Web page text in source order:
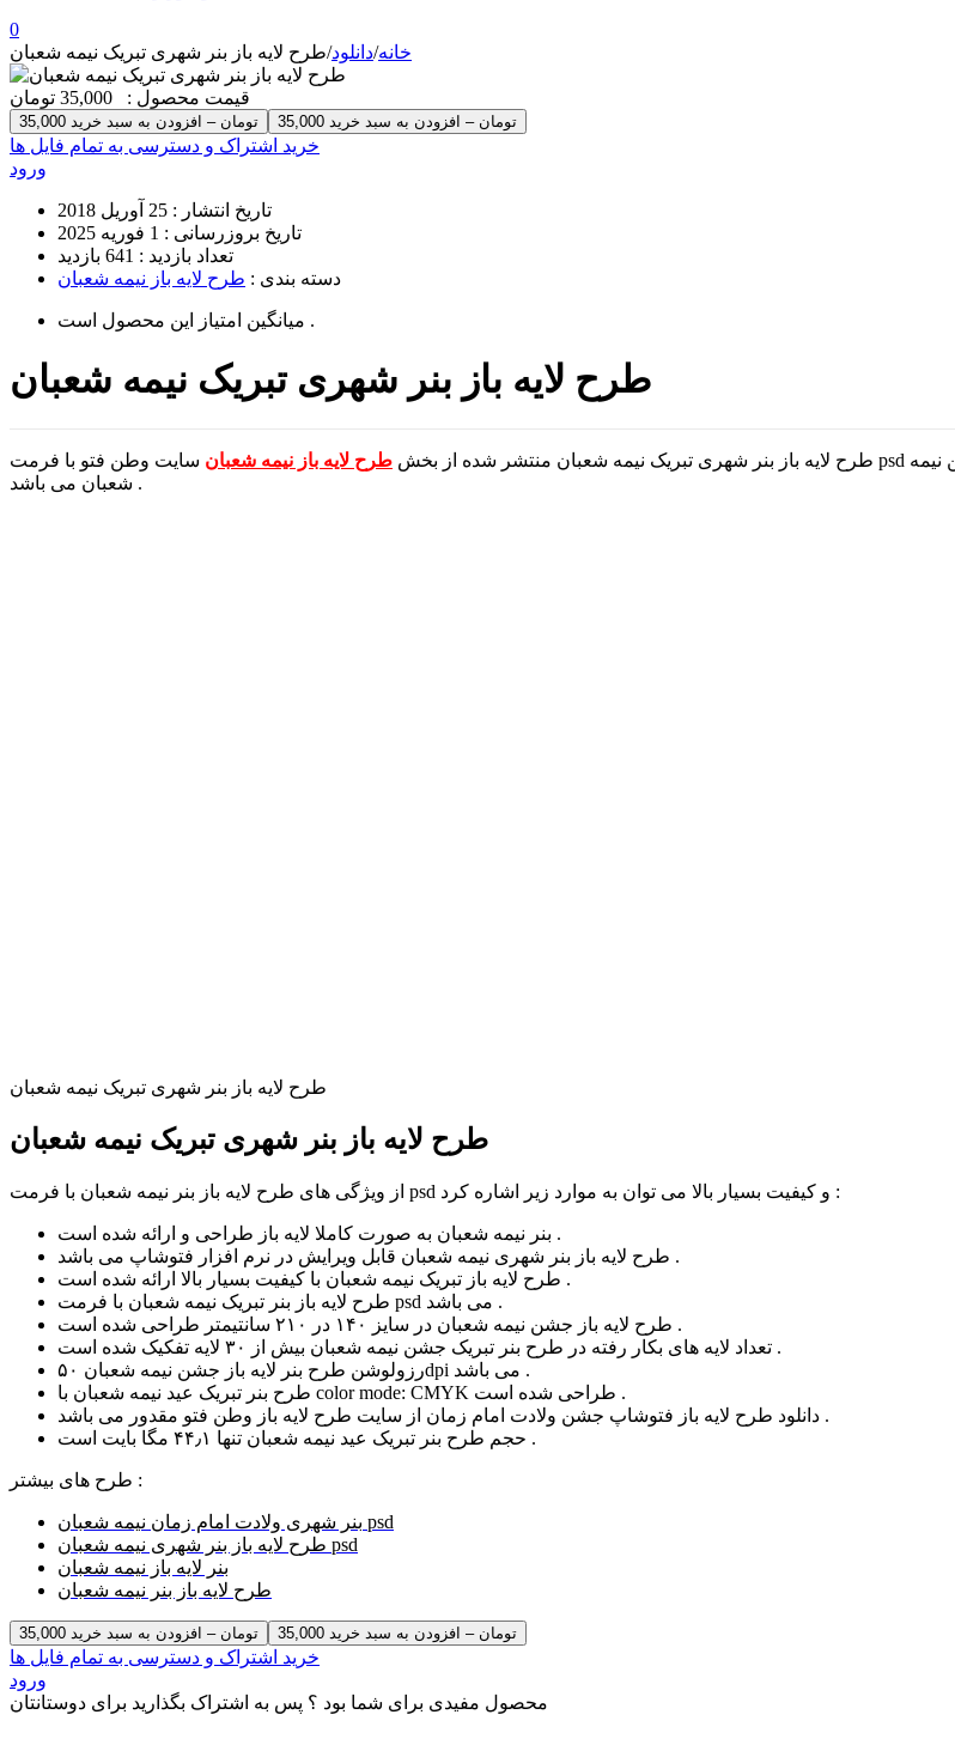
0
خانه/دانلود/طرح لایه باز بنر شهری تبریک نیمه شعبان
قیمت محصول : 35,000 تومان
35,000 تومان – افزودن به سبد خرید
خرید اشتراک و دسترسی به تمام فایل ها
ورود
تاریخ انتشار : 25 آوریل 2018
تاریخ بروزرسانی : 1 فوریه 2025
تعداد بازدید : 641 بازدید
دسته بندی : طرح لایه باز نیمه شعبان
میانگین امتیاز این محصول است .
طرح لایه باز بنر شهری تبریک نیمه شعبان
طرح لایه باز بنر شهری تبریک نیمه شعبان منتشر شده از بخش طرح لایه باز نیمه شعبان سایت وطن فتو با فرمت psd و کیفیت بسیار بالا مناسب جهت چاپ و استفاده در انواع طراحی های تبریک جشن نیمه
شعبان می باشد .
طرح لایه باز بنر شهری تبریک نیمه شعبان
طرح لایه باز بنر شهری تبریک نیمه شعبان
از ویژگی های طرح لایه باز بنر نیمه شعبان با فرمت psd و کیفیت بسیار بالا می توان به موارد زیر اشاره کرد :
بنر نیمه شعبان به صورت کاملا لایه باز طراحی و ارائه شده است .
طرح لایه باز بنر شهری نیمه شعبان قابل ویرایش در نرم افزار فتوشاپ می باشد .
طرح لایه باز تبریک نیمه شعبان با کیفیت بسیار بالا ارائه شده است .
طرح لایه باز بنر تبریک نیمه شعبان با فرمت psd می باشد .
طرح لایه باز جشن نیمه شعبان در سایز ۱۴۰ در ۲۱۰ سانتیمتر طراحی شده است .
تعداد لایه های بکار رفته در طرح بنر تبریک جشن نیمه شعبان بیش از ۳۰ لایه تفکیک شده است .
رزولوشن طرح بنر لایه باز جشن نیمه شعبان ۵۰dpi می باشد .
طرح بنر تبریک عید نیمه شعبان با color mode: CMYK طراحی شده است .
دانلود طرح لایه باز فتوشاپ جشن ولادت امام زمان از سایت طرح لایه باز وطن فتو مقدور می باشد .
حجم طرح بنر تبریک عید نیمه شعبان تنها ۴۴٫۱ مگا بایت است .
طرح های بیشتر :
بنر شهری ولادت امام زمان نیمه شعبان psd
طرح لایه باز بنر شهری نیمه شعبان psd
بنر لایه باز نیمه شعبان
طرح لایه باز بنر نیمه شعبان
35,000 تومان – افزودن به سبد خرید
خرید اشتراک و دسترسی به تمام فایل ها
ورود
محصول مفیدی برای شما بود ؟ پس به اشتراک بگذارید برای دوستانتان